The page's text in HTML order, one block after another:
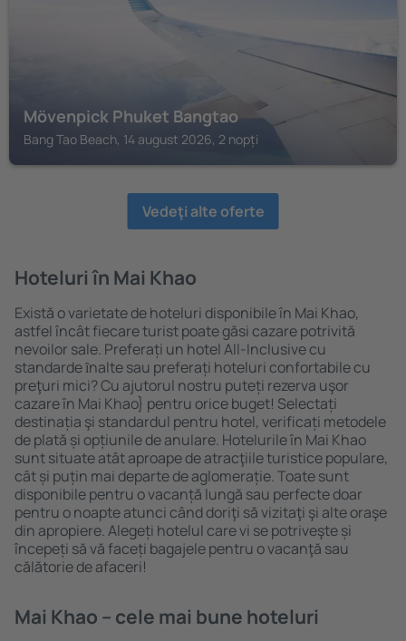
Mövenpick Phuket Bangtao
Bang Tao Beach, 14 august 2026, 2 nopți
Vedeţi alte oferte
Hoteluri în Mai Khao
Există o varietate de hoteluri disponibile în Mai Khao,
astfel încât fiecare turist poate găsi cazare potrivită
nevoilor sale. Preferați un hotel All-Inclusive cu
standarde ȋnalte sau preferați hoteluri confortabile cu
preţuri mici? Cu ajutorul nostru puteți rezerva uşor
cazare în Mai Khao} pentru orice buget! Selectați
destinația şi standardul pentru hotel, verificați metodele
de plată și opțiunile de anulare. Hotelurile în Mai Khao
sunt situate atât aproape de atracţiile turistice populare,
cât și puțin mai departe de aglomerație. Toate sunt
disponibile pentru o vacanță lungă sau perfecte doar
pentru o noapte atunci când doriţi să vizitaţi şi alte oraşe
din apropiere. Alegeți hotelul care vi se potriveşte și
începeți să vă faceți bagajele pentru o vacanţă sau
călătorie de afaceri!
Mai Khao – cele mai bune hoteluri